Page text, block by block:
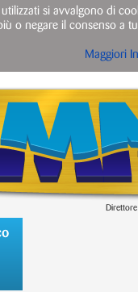
si avvalgono di
o negare il consenso a
Maggiori